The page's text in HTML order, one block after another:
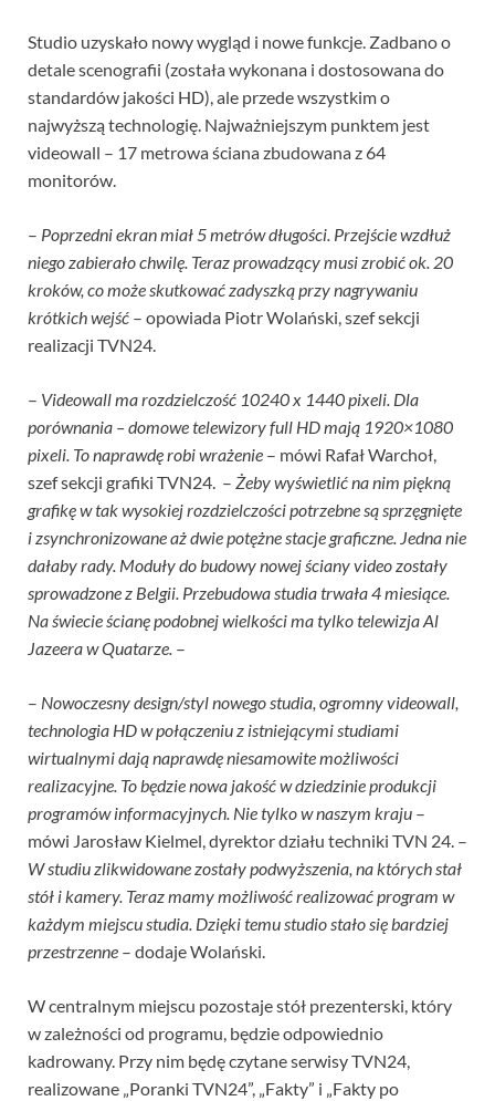
Studio uzyskało nowy wygląd i nowe funkcje. Zadbano o
detale scenografii (została wykonana i dostosowana do
standardów jakości HD), ale przede wszystkim o
najwyższą technologię. Najważniejszym punktem jest
videowall – 17 metrowa ściana zbudowana z 64
monitorów.
– Poprzedni ekran miał 5 metrów długości. Przejście wzdłuż
niego zabierało chwilę. Teraz prowadzący musi zrobić ok. 20
kroków, co może skutkować zadyszką przy nagrywaniu
krótkich wejść – opowiada Piotr Wolański, szef sekcji
realizacji TVN24.
– Videowall ma rozdzielczość 10240 x 1440 pixeli. Dla
porównania – domowe telewizory full HD mają 1920×1080
pixeli. To naprawdę robi wrażenie – mówi Rafał Warchoł,
szef sekcji grafiki TVN24. – Żeby wyświetlić na nim piękną
grafikę w tak wysokiej rozdzielczości potrzebne są sprzęgnięte
i zsynchronizowane aż dwie potężne stacje graficzne. Jedna nie
dałaby rady. Moduły do budowy nowej ściany video zostały
sprowadzone z Belgii. Przebudowa studia trwała 4 miesiące.
Na świecie ścianę podobnej wielkości ma tylko telewizja Al
Jazeera w Quatarze. –
– Nowoczesny design/styl nowego studia, ogromny videowall,
technologia HD w połączeniu z istniejącymi studiami
wirtualnymi dają naprawdę niesamowite możliwości
realizacyjne. To będzie nowa jakość w dziedzinie produkcji
programów informacyjnych. Nie tylko w naszym kraju –
mówi Jarosław Kielmel, dyrektor działu techniki TVN 24. –
W studiu zlikwidowane zostały podwyższenia, na których stał
stół i kamery. Teraz mamy możliwość realizować program w
każdym miejscu studia. Dzięki temu studio stało się bardziej
przestrzenne – dodaje Wolański.
W centralnym miejscu pozostaje stół prezenterski, który
w zależności od programu, będzie odpowiednio
kadrowany. Przy nim będę czytane serwisy TVN24,
realizowane „Poranki TVN24”, „Fakty” i „Fakty po